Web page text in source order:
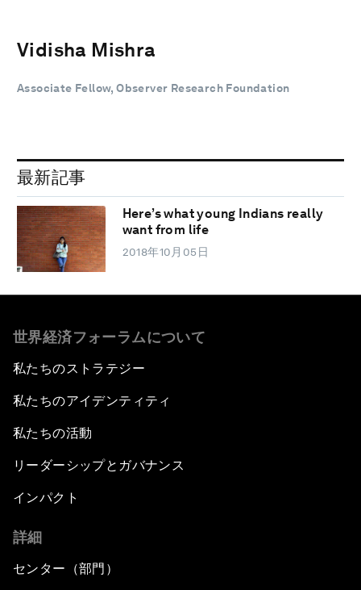
Vidisha Mishra
Associate Fellow, Observer Research Foundation
最新記事
Here’s what young Indians really
want from life
2018年10月05日
世界経済フォーラムについて
私たちのストラテジー
私たちのアイデンティティ
私たちの活動
リーダーシップとガバナンス
インパクト
詳細
センター（部門）